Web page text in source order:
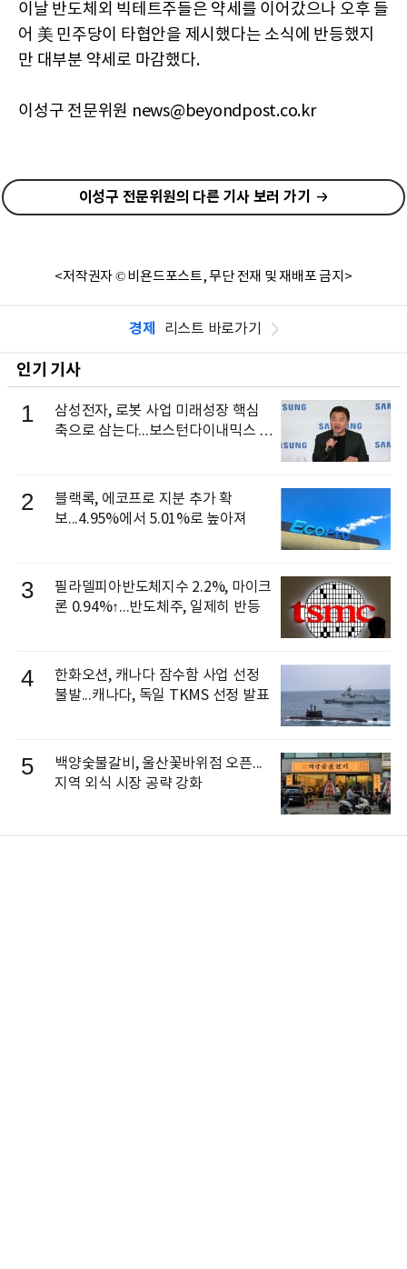
이날 반도체외 빅테트주들은 약세를 이어갔으나 오후 들
어 美 민주당이 타협안을 제시했다는 소식에 반등했지
만 대부분 약세로 마감했다.
이성구 전문위원 news@beyondpost.co.kr
이성구 전문위원의 다른 기사 보러 가기
<저작권자 © 비욘드포스트, 무단 전재 및 재배포 금지>
경제 리스트 바로가기
인기 기사
1
삼성전자, 로봇 사업 미래성장 핵심
축으로 삼는다...보스턴다이내믹스 출
2
블랙록, 에코프로 지분 추가 확
보...4.95%에서 5.01%로 높아져
3
필라델피아반도체지수 2.2%, 마이크
론 0.94%↑...반도체주, 일제히 반등
4
한화오션, 캐나다 잠수함 사업 선정
불발...캐나다, 독일 TKMS 선정 발표
5
백양숯불갈비, 울산꽃바위점 오픈...
지역 외식 시장 공략 강화